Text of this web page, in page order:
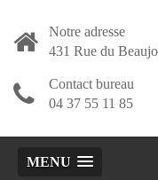
Notre adresse
431 Rue du
Contact bureau
04 37 55 11 85
MENU